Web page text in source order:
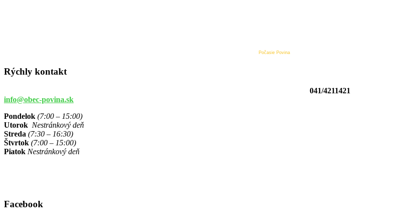
Počasie Povina
Rýchly kontakt
041/4211421
info@obec-povina.sk
Pondelok (7:00 – 15:00)
Utorok Nestránkový deň
Streda (7:30 – 16:30)
Štvrtok (7:00 – 15:00)
Piatok Nestránkový deň
Facebook